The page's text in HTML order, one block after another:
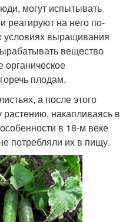
могут испытывать
реагируют на него по-
условиях выращивания
вещество
органическое
плодам.
а после этого
накапливаясь в
в 18-м веке
потребляли их в пищу.